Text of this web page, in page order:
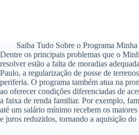
Saiba Tudo Sobre o Programa
Dentre os principais problemas que o
resolver estão a falta de moradias
Paulo, a regularização de posse de
periferia. O programa também atua na
ao oferecer condições diferenciadas de
a faixa de renda familiar. Por exemplo,
até um salário mínimo recebem os
e juros reduzidos, tornando a aquisição